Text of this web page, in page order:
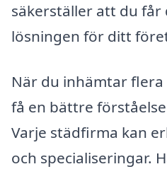
säkerställer att du får
lösningen för ditt
När du inhämtar
få en bättre
Varje städfirma kan
och specialiseringar.